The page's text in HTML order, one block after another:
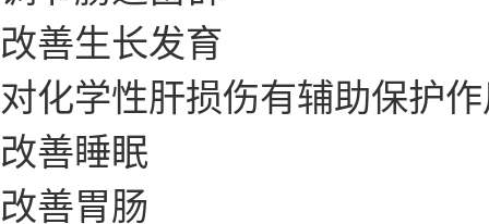
改善生长发育
对化学性肝损伤有辅助保护
改善睡眠
改善胃肠